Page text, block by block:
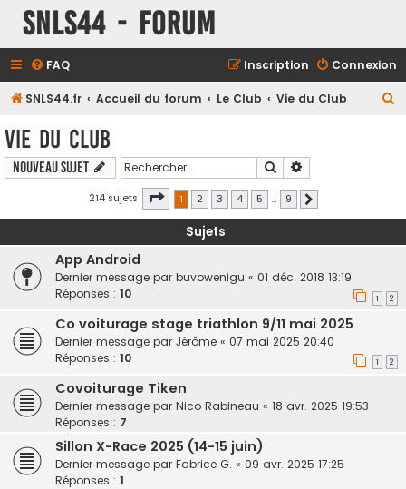
SNLS44 - Forum
FAQ Connexion
Inscription
SNLS44.fr Accueil du forum Le Club Vie du Club
r
r
Vie du Club
Nouveau sujet Rechercher
214 sujets Page 1sur9
1 2 3 4 5 … 9
Sujets
App Android
Dernier message par buvowenigu « 01 déc. 2018 13:19
Réponses : 10 1 2
Co voiturage stage triathlon 9/11 mai 2025
Dernier message par Jérôme « 07 mai 2025 20:40
Réponses : 10 1 2
Covoiturage Tiken
Dernier message par Nico Rabineau « 18 avr. 2025 19:53
Réponses : 7
Sillon X-Race 2025 (14-15 juin)
Dernier message par Fabrice G. « 09 avr. 2025 17:25
Réponses : 1